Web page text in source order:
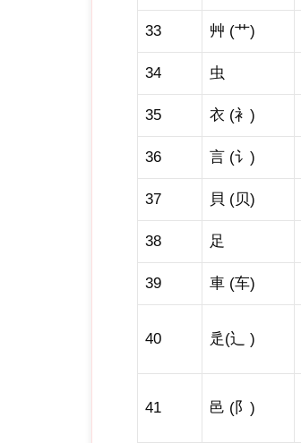
33 艸 (艹)
34 虫
35 衣 (衤)
36 言 (讠)
37 貝 (贝)
38 足
39 車 (车)
40 辵(辶 )
41 邑 (阝)